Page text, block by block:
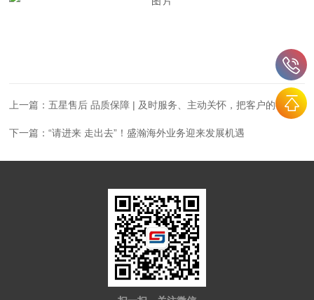
上一篇： 五星售后 品质保障 | 及时服务、主动关怀，把客户的事当做自己的事！
下一篇：“请进来 走出去”！盛瀚海外业务迎来发展机遇